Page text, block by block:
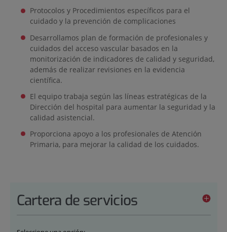
Protocolos y Procedimientos específicos para el
cuidado y la prevención de complicaciones
Desarrollamos plan de formación de profesionales y
cuidados del acceso vascular basados en la
monitorización de indicadores de calidad y seguridad,
además de realizar revisiones en la evidencia
científica.
El equipo trabaja según las líneas estratégicas de la
Dirección del hospital para aumentar la seguridad y la
calidad asistencial.
Proporciona apoyo a los profesionales de Atención
Primaria, para mejorar la calidad de los cuidados.
Cartera de servicios